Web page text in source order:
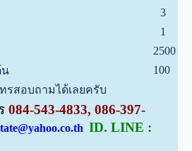
3
1
2500
น
100
สอบถามได้เลยครับ
084-543-4833, 086-397-
ID. LINE :